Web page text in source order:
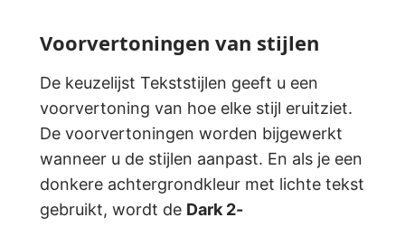
Voorvertoningen van stijlen
De keuzelijst Tekststijlen geeft u een
voorvertoning van hoe elke stijl eruitziet.
De voorvertoningen worden bijgewerkt
wanneer u de stijlen aanpast. En als je een
donkere achtergrondkleur met lichte tekst
gebruikt, wordt de Dark 2-